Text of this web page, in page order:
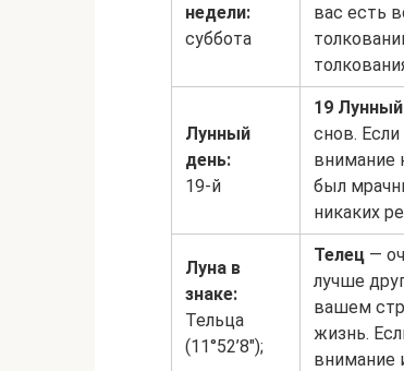
недели:
суббота
вас есть
Лунный
день:
19-й
19
снов.
внимание
был
никаких
Луна в
знаке:
Тельца
(11°52’8″);
Телец —
лучше
вашем
жизнь.
внимание